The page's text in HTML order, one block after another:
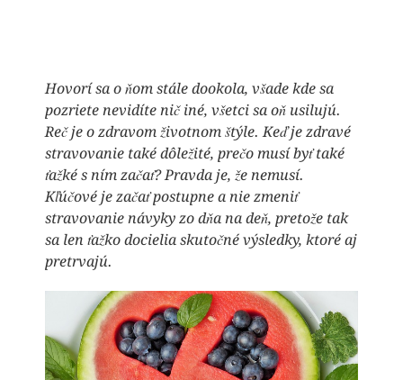
Hovorí sa o ňom stále dookola, všade kde sa
pozriete nevidíte nič iné, všetci sa oň usilujú.
Reč je o zdravom životnom štýle. Keď je zdravé
stravovanie také dôležité, prečo musí byť také
ťažké s ním začať? Pravda je, že nemusí.
Kľúčové je začať postupne a nie zmeniť
stravovanie návyky zo dňa na deň, pretože tak
sa len ťažko docielia skutočné výsledky, ktoré aj
pretrvajú.